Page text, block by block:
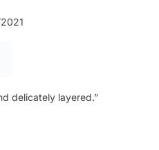
delicately layered.”